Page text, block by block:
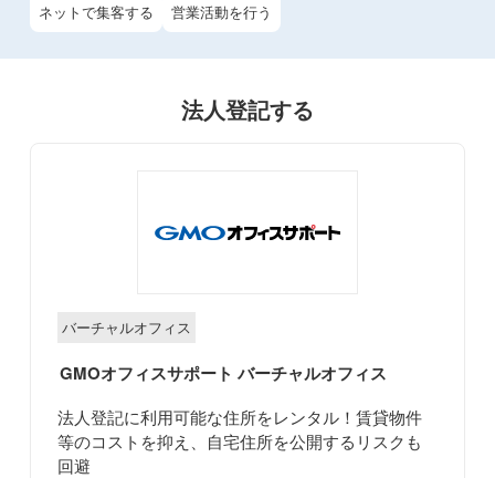
ネットで集客する
営業活動を行う
法人登記する
バーチャルオフィス
GMOオフィスサポート バーチャルオフィス
法人登記に利用可能な住所をレンタル！賃貸物件
等のコストを抑え、自宅住所を公開するリスクも
回避